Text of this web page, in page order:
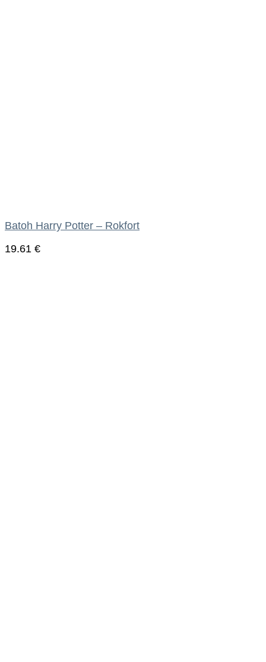
Batoh Harry Potter – Rokfort
19.61 €